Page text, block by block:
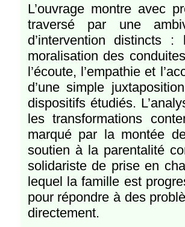
L’ouvrage montre avec
traversé par une
d’intervention distincts
moralisation des
l’écoute, l’empathie et
d’une simple
dispositifs étudiés.
les transformations
marqué par la montée
soutien à la parentalité
solidariste de prise en
lequel la famille est
pour répondre à des
directement.